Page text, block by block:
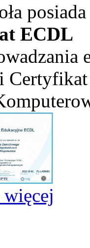
posiada
ECDL
Certyfikat